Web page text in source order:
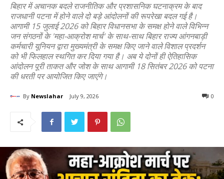
बिहार में अचानक बदले राजनीतिक और प्रशासनिक घटनाक्रम के बाद
राजधानी पटना में होने वाले दो बड़े आंदोलनों की रूपरेखा बदल गई है।
आगामी 15 जुलाई 2026 को बिहार विधानसभा के समक्ष होने वाले विभिन्न
जन संगठनों के 'महा-आक्रोश मार्च' के साथ-साथ बिहार राज्य आंगनबाड़ी
कर्मचारी यूनियन द्वारा मुख्यमंत्री के समक्ष किए जाने वाले विशाल प्रदर्शन
को भी फिलहाल स्थगित कर दिया गया है। अब ये दोनों ही ऐतिहासिक
आंदोलन पूरी ताकत और जोश के साथ आगामी 18 सितंबर 2026 को पटना
की धरती पर आयोजित किए जाएंगे।
By Newslahar July 9, 2026 0